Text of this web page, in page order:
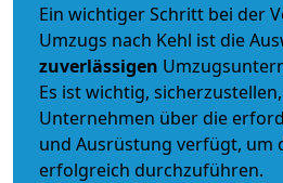
Ein wichtiger Schritt bei der
Umzugs nach Kehl ist die
zuverlässigen
Es ist wichtig,
Unternehmen über die
und Ausrüstung verfügt, um
erfolgreich durchzuführen.